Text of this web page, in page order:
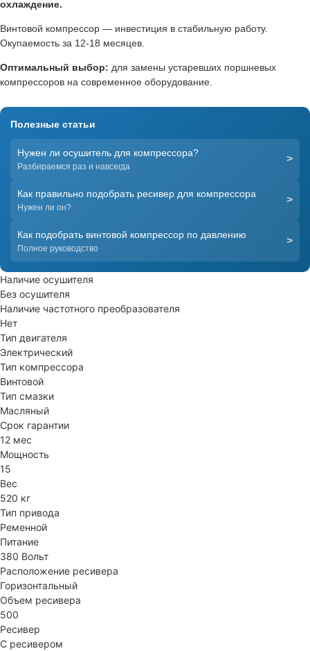
охлаждение.
Винтовой компрессор — инвестиция в стабильную работу.
Окупаемость за 12-18 месяцев.
Оптимальный выбор: для замены устаревших поршневых
компрессоров на современное оборудование.
Полезные статьи
Нужен ли осушитель для компрессора?
Разбираемся раз и навсегда
>
Как правильно подобрать ресивер для компрессора
Нужен ли он?
>
Как подобрать винтовой компрессор по давлению
Полное руководство
>
Наличие осушителя
Без осушителя
Наличие частотного преобразователя
Нет
Тип двигателя
Электрический
Тип компрессора
Винтовой
Тип смазки
Масляный
Срок гарантии
12 мес
Мощность
15
Вес
520 кг
Тип привода
Ременной
Питание
380 Вольт
Расположение ресивера
Горизонтальный
Объем ресивера
500
Ресивер
С ресивером